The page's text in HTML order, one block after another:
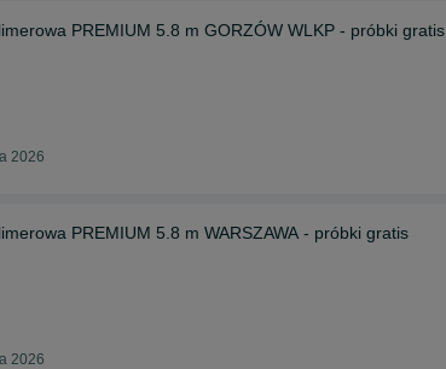
PREMIUM 5.8 m GORZÓW WLKP - próbki gratis
2026
PREMIUM 5.8 m WARSZAWA - próbki gratis
2026